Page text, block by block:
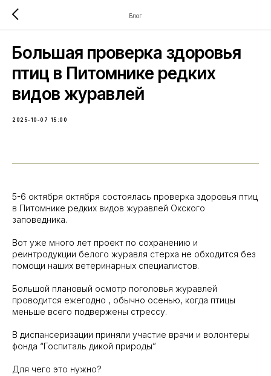
Блог
Большая проверка здоровья
птиц в Питомнике редких
видов журавлей
2025-10-07 15:00
5-6 октября октября состоялась проверка здоровья птиц
в Питомнике редких видов журавлей Окского
заповедника.
Вот уже много лет проект по сохранению и
реинтродукции белого журавля стерха не обходится без
помощи наших ветеринарных специалистов.
Большой плановый осмотр поголовья журавлей
проводится ежегодно , обычно осенью, когда птицы
меньше всего подвержены стрессу.
В диспансеризации приняли участие врачи и волонтеры
фонда “Госпиталь дикой природы”
Для чего это нужно?